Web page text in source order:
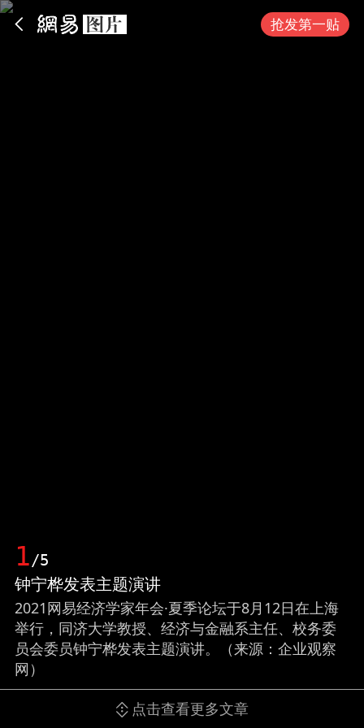
抢发第一贴
1/5
钟宁桦发表主题演讲
2021网易经济学家年会·夏季论坛于8月12日在上海
举行，同济大学教授、经济与金融系主任、校务委
员会委员钟宁桦发表主题演讲。（来源：企业观察
网）
点击查看更多文章
App内打开